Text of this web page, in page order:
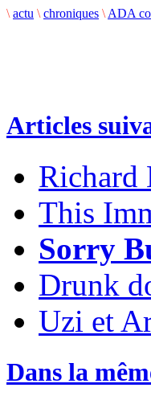
\ actu \ chroniques \ ADA
Articles
Richard
This
Sorry
Drunk
Uzi et
Dans la